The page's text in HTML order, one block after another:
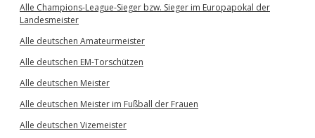
Alle Champions-League-Sieger bzw. Sieger im Europapokal der
Landesmeister
Alle deutschen Amateurmeister
Alle deutschen EM-Torschützen
Alle deutschen Meister
Alle deutschen Meister im Fußball der Frauen
Alle deutschen Vizemeister